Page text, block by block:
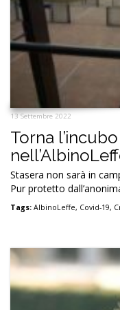
13 Settembre 2022
Torna
Stasera non sarà in
Pur protetto
Tags: AlbinoLeffe, Covid-19,